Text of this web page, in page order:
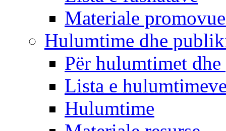
Materiale
Hulumtime dhe
Për hulumtimet
Lista e
Hulumtime